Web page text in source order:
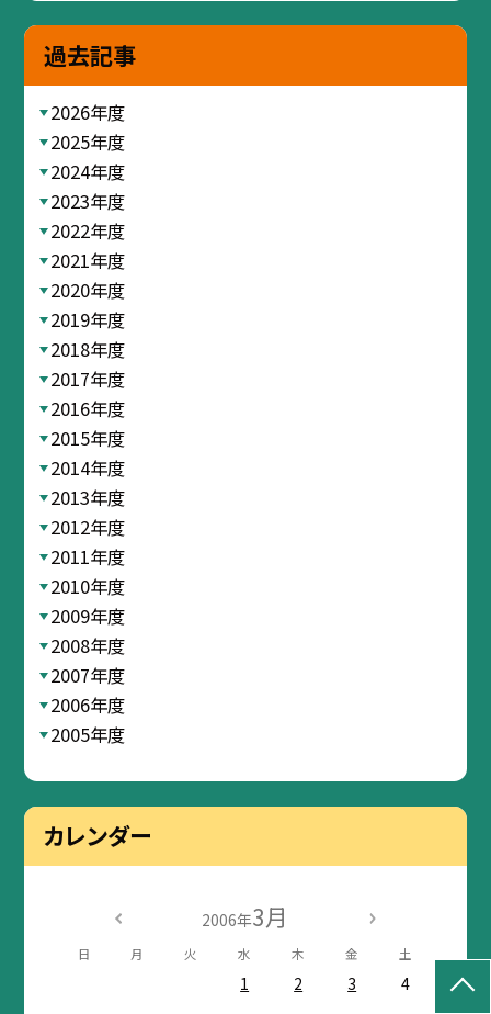
過去記事
2026年度
2025年度
2024年度
2023年度
2022年度
2021年度
2020年度
2019年度
2018年度
2017年度
2016年度
2015年度
2014年度
2013年度
2012年度
2011年度
2010年度
2009年度
2008年度
2007年度
2006年度
2005年度
カレンダー
2006年3月
日 月 火 水 木 金 土
1 2 3
4